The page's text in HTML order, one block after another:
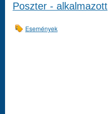
Poszter - alkalmazott
Események